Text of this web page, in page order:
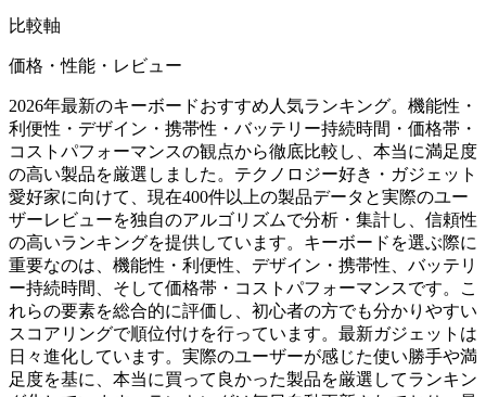
比較軸
価格・性能・レビュー
2026年最新のキーボードおすすめ人気ランキング。機能性・
利便性・デザイン・携帯性・バッテリー持続時間・価格帯・
コストパフォーマンスの観点から徹底比較し、本当に満足度
の高い製品を厳選しました。テクノロジー好き・ガジェット
愛好家に向けて、現在400件以上の製品データと実際のユー
ザーレビューを独自のアルゴリズムで分析・集計し、信頼性
の高いランキングを提供しています。キーボードを選ぶ際に
重要なのは、機能性・利便性、デザイン・携帯性、バッテリ
ー持続時間、そして価格帯・コストパフォーマンスです。こ
れらの要素を総合的に評価し、初心者の方でも分かりやすい
スコアリングで順位付けを行っています。最新ガジェットは
日々進化しています。実際のユーザーが感じた使い勝手や満
足度を基に、本当に買って良かった製品を厳選してランキン